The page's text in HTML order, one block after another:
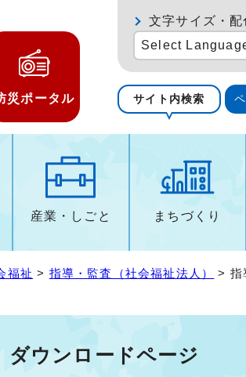
災ポータル
文字サイズ・
Select
サイト内検索
産業・しごと まちづくり
福祉 > 指導・監査（社会福祉法人）
> 指
ダウンロードページ